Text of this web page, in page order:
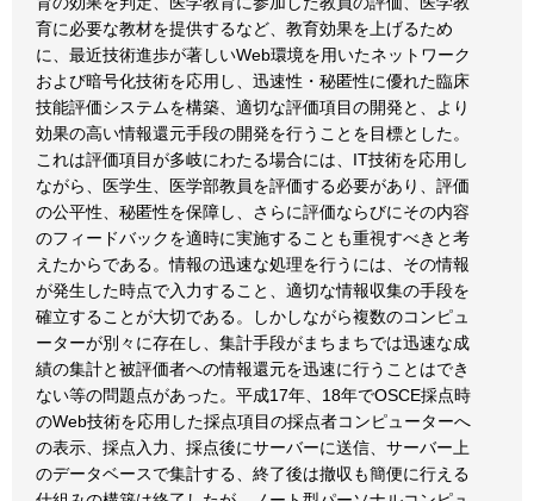
育に必要な教材を提供するなど、教育効果を上げるため
に、最近技術進歩が著しいWeb環境を用いたネットワーク
および暗号化技術を応用し、迅速性・秘匿性に優れた臨床
技能評価システムを構築、適切な評価項目の開発と、より
効果の高い情報還元手段の開発を行うことを目標とした。
これは評価項目が多岐にわたる場合には、IT技術を応用し
ながら、医学生、医学部教員を評価する必要があり、評価
の公平性、秘匿性を保障し、さらに評価ならびにその内容
のフィードバックを適時に実施することも重視すべきと考
えたからである。情報の迅速な処理を行うには、その情報
が発生した時点で入力すること、適切な情報収集の手段を
確立することが大切である。しかしながら複数のコンピュ
ーターが別々に存在し、集計手段がまちまちでは迅速な成
績の集計と被評価者への情報還元を迅速に行うことはでき
ない等の問題点があった。平成17年、18年でOSCE採点時
のWeb技術を応用した採点項目の採点者コンピューターへ
の表示、採点入力、採点後にサーバーに送信、サーバー上
のデータベースで集計する、終了後は撤収も簡便に行える